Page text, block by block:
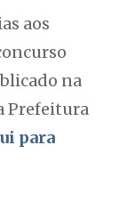
aos
na
Prefeitura
para